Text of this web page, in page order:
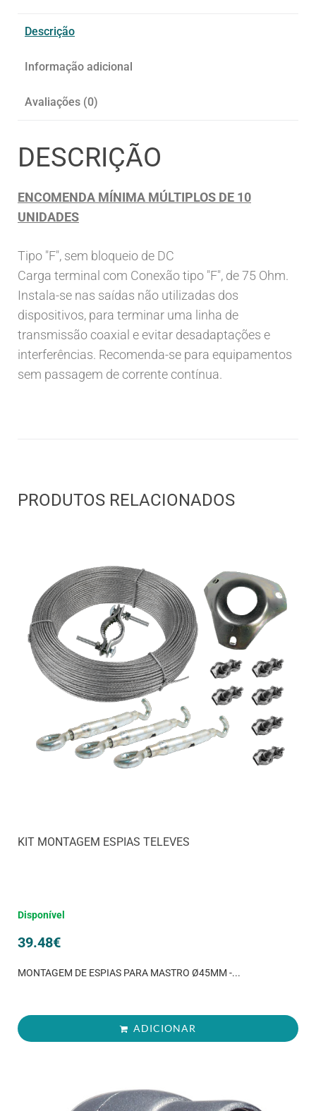
Descrição
Informação adicional
Avaliações (0)
DESCRIÇÃO
ENCOMENDA MÍNIMA MÚLTIPLOS DE 10
UNIDADES
Tipo "F", sem bloqueio de DC
Carga terminal com Conexão tipo "F", de 75 Ohm.
Instala-se nas saídas não utilizadas dos
dispositivos, para terminar uma linha de
transmissão coaxial e evitar desadaptações e
interferências. Recomenda-se para equipamentos
sem passagem de corrente contínua.
PRODUTOS RELACIONADOS
KIT MONTAGEM ESPIAS TELEVES
Disponível
39.48€
MONTAGEM DE ESPIAS PARA MASTRO Ø45MM -...
ADICIONAR